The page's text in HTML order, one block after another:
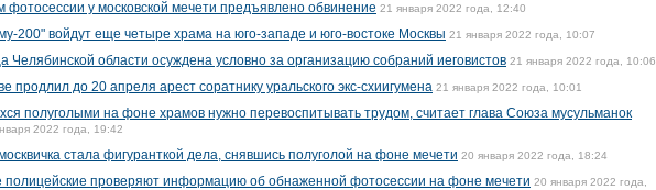
фотосессии у московской мечети предъявлено обвинение 21 января 2022 года, 12:40
200" войдут еще четыре храма на юго-западе и юго-востоке Москвы 21 января 2022 года, 10:07
Челябинской области осуждена условно за организацию собраний иеговистов 21 января 2022 года, 10:06
продлил до 20 апреля арест соратнику уральского экс-схиигумена 21 января 2022 года, 10:01
полуголыми на фоне храмов нужно перевоспитывать трудом, считает глава Союза мусульманок
2022 года, 19:42
стала фигуранткой дела, снявшись полуголой на фоне мечети 20 января 2022 года, 18:24
полицейские проверяют информацию об обнаженной фотосессии на фоне мечети 20 января 2022 года,